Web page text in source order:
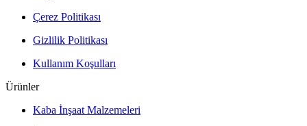
Çerez Politikası
Gizlilik Politikası
Kullanım Koşulları
Ürünler
Kaba İnşaat Malzemeleri